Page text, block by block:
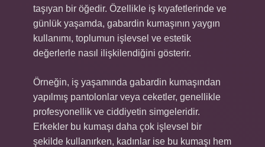
taşıyan bir öğedir. Özellikle iş kıyafetlerinde ve
günlük yaşamda, gabardin kumaşının yaygın
kullanımı, toplumun işlevsel ve estetik
değerlerle nasıl ilişkilendiğini gösterir.
Örneğin, iş yaşamında gabardin kumaşından
yapılmış pantolonlar veya ceketler, genellikle
profesyonellik ve ciddiyetin simgeleridir.
Erkekler bu kumaşı daha çok işlevsel bir
şekilde kullanırken, kadınlar ise bu kumaşı hem